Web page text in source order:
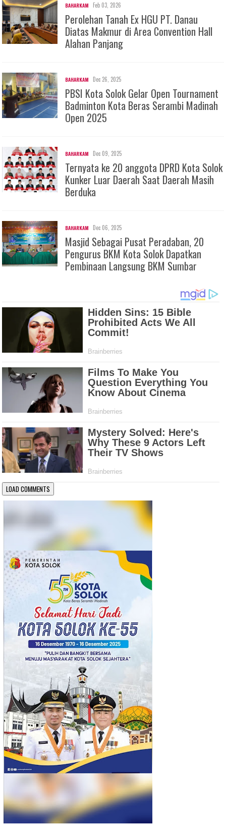
BAHARKAM Feb 03, 2026
Perolehan Tanah Ex HGU PT. Danau
Diatas Makmur di Area Convention Hall
Alahan Panjang
BAHARKAM Dec 26, 2025
PBSI Kota Solok Gelar Open Tournament
Badminton Kota Beras Serambi Madinah
Open 2025
BAHARKAM Dec 09, 2025
Ternyata ke 20 anggota DPRD Kota Solok
Kunker Luar Daerah Saat Daerah Masih
Berduka
BAHARKAM Dec 06, 2025
Masjid Sebagai Pusat Peradaban, 20
Pengurus BKM Kota Solok Dapatkan
Pembinaan Langsung BKM Sumbar
LOAD COMMENTS